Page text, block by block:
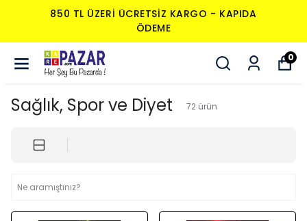
850 TL ÜZERI ÜCRETSIZ KARGO - KAPIDA
ÖDEME
0
Sağlık, Spor ve Diyet 72 ürün